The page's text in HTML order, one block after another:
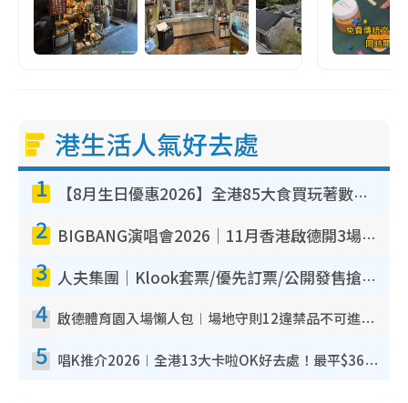
港生活人氣好去處
1 【8月生日優惠2026】全港85大食買玩著數攻略 自助餐/火鍋放題同行免費＋誠品/DONKI送現金券
2 BIGBANG演唱會2026｜11月香港啟德開3場！實名制VIP申請、優先購票攻略
3 人夫集團｜Klook套票/優先訂票/公開發售搶飛攻略！附票價.購票連結.場地座位表
4 啟德體育園入場懶人包︱場地守則12違禁品不可進場准帶細水樽但全場禁樽蓋！應援牌有限制！
5 唱K推介2026︱全港13大卡啦OK好去處！最平$36起 日文K都有！(附地址+收費詳情)